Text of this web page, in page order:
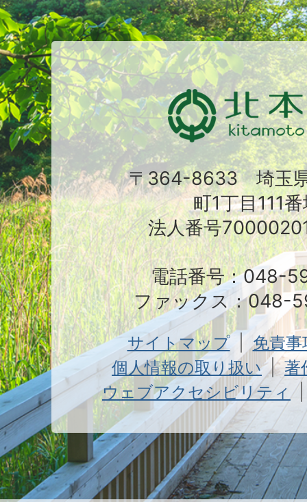
〒364-8633 埼玉
町1丁目111
法人番号
電話番号：048-
ファックス：048-
サイトマップ
免責
個人情報の取り扱い
著
ウェブアクセシビリティ